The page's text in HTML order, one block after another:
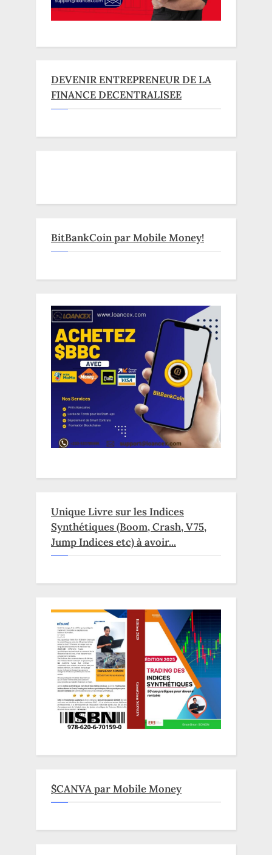
DEVENIR ENTREPRENEUR DE LA
FINANCE DECENTRALISEE
BitBankCoin par Mobile Money!
Unique Livre sur les Indices
Synthétiques (Boom, Crash, V75,
Jump Indices etc) à avoir...
$CANVA par Mobile Money